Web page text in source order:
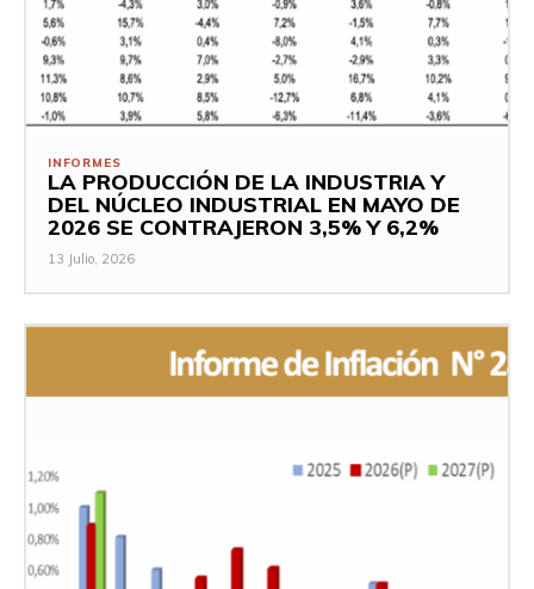
INFORMES
LA PRODUCCIÓN DE LA INDUSTRIA Y
DEL NÚCLEO INDUSTRIAL EN MAYO DE
2026 SE CONTRAJERON 3,5% Y 6,2%
13 Julio, 2026